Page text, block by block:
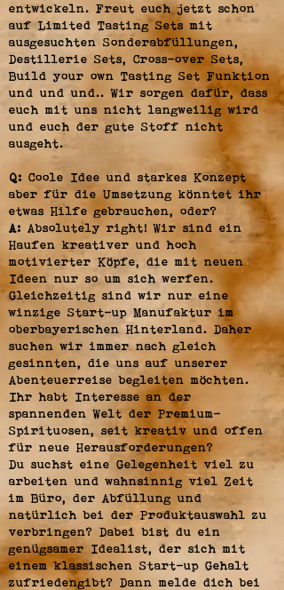
entwickeln. Freut euch jetzt schon
auf Limited Tasting Sets mit
ausgesuchten Sonderabfüllungen,
Destillerie Sets, Cross-over Sets,
Build your own Tasting Set Funktion
und und und.. Wir sorgen dafür, dass
euch mit uns nicht langweilig wird
und euch der gute Stoff nicht
ausgeht.
Q: Coole Idee und starkes Konzept
aber für die Umsetzung könntet ihr
etwas Hilfe gebrauchen, oder?
A: Absolutely right! Wir sind ein
Haufen kreativer und hoch
motivierter Köpfe, die mit neuen
Ideen nur so um sich werfen.
Gleichzeitig sind wir nur eine
winzige Start-up Manufaktur im
oberbayerischen Hinterland. Daher
suchen wir immer nach gleich
gesinnten, die uns auf unserer
Abenteuerreise begleiten möchten.
Ihr habt Interesse an der
spannenden Welt der Premium-
Spirituosen, seit kreativ und offen
für neue Herausforderungen?
Du suchst eine Gelegenheit viel zu
arbeiten und wahnsinnig viel Zeit
im Büro, der Abfüllung und
natürlich bei der Produktauswahl zu
verbringen? Dabei bist du ein
genügsamer Idealist, der sich mit
einem klassischen Start-up Gehalt
zufriedengibt? Dann melde dich bei